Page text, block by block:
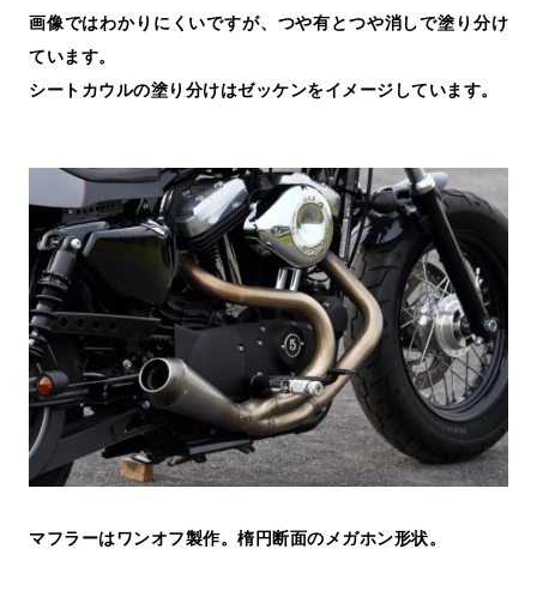
画像ではわかりにくいですが、つや有とつや消しで塗り分け
ています。
シートカウルの塗り分けはゼッケンをイメージしています。
マフラーはワンオフ製作。楕円断面のメガホン形状。